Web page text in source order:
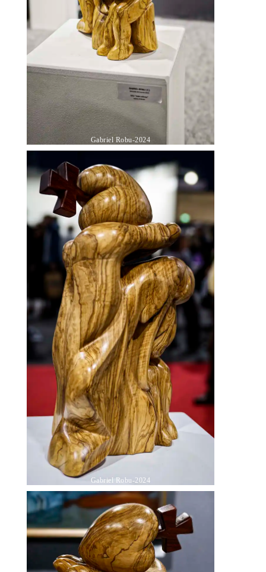
Gabriel Robu-2024
Gabriel Robu-2024